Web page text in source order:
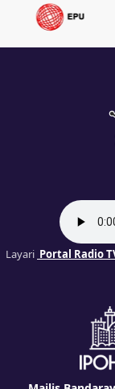
Layari Portal Radio